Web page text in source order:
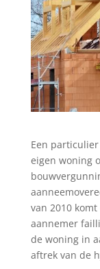
Een
eigen woning
van 2010
aannemer
de woning in
aftrek van de